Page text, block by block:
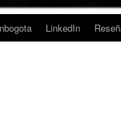
LinkedIn